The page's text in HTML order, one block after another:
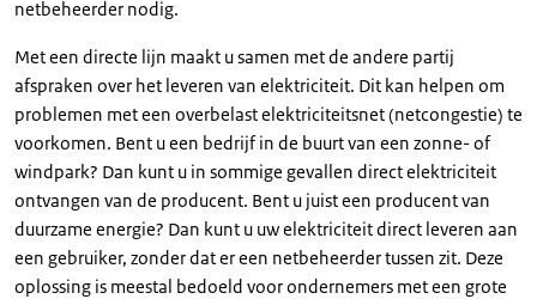
netbeheerder nodig.
Met een directe lijn maakt u samen met de andere partij
afspraken over het leveren van elektriciteit. Dit kan helpen om
problemen met een overbelast elektriciteitsnet (netcongestie) te
voorkomen. Bent u een bedrijf in de buurt van een zonne- of
windpark? Dan kunt u in sommige gevallen direct elektriciteit
ontvangen van de producent. Bent u juist een producent van
duurzame energie? Dan kunt u uw elektriciteit direct leveren aan
een gebruiker, zonder dat er een netbeheerder tussen zit. Deze
oplossing is meestal bedoeld voor ondernemers met een grote